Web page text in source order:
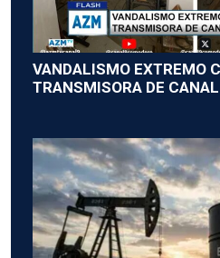
VANDALISMO EXTREMO
TRANSMISORA DE